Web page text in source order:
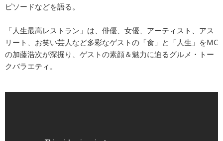
ピソードなどを語る。
「人生最高レストラン」は、俳優、女優、アーティスト、アス
リート、お笑い芸人など多彩なゲストの「食」と「人生」をMC
の加藤浩次が深掘り、ゲストの素顔＆魅力に迫るグルメ・トー
クバラエティ。